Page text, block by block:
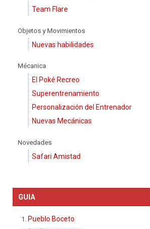
Team Flare
Objetos y Movimientos
Nuevas habilidades
Mécanica
El Poké Recreo
Superentrenamiento
Personalización del Entrenador
Nuevas Mecánicas
Novedades
Safari Amistad
GUIA
Pueblo Boceto